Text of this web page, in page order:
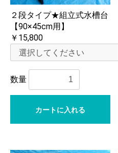
２段タイプ★組立式水槽台
【90×45cm用】
￥15,800
数量
カートに入れる